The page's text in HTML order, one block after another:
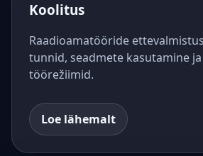
Koolitus
Raadioamatööride
tunnid, seadmete kasutamine
töörežiimid.
Loe lähemalt